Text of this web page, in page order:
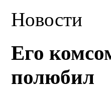
Новости
Его
полюбил